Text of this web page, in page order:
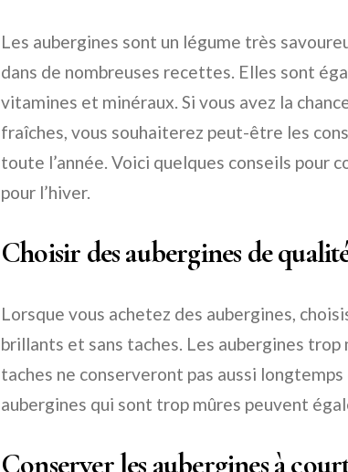
Les aubergines sont un légume très
dans de nombreuses recettes. Elles sont
vitamines et minéraux. Si vous avez la
fraîches, vous souhaiterez peut-être les
toute l’année. Voici quelques conseils pour
pour l’hiver.
Choisir des aubergines de
Lorsque vous achetez des aubergines,
brillants et sans taches. Les aubergines
taches ne conserveront pas aussi
aubergines qui sont trop mûres peuvent
Conserver les aubergines à